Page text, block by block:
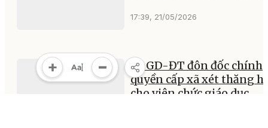
17:39, 21/05/2026
Sở GD-ĐT đôn đốc chính
quyền cấp xã xét thăng
cho viên chức giáo dục